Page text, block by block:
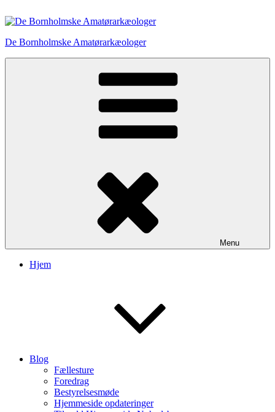
til
De Bornholmske Amatørarkæologer
Menu
Hjem
Blog
Fællesture
Foredrag
Bestyrelsesmøde
Hjemmeside opdateringer